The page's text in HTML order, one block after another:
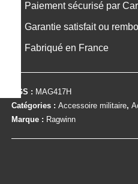
Paiement sécurisé par
Garantie satisfait ou
Fabriqué en France
UGS : MAG417H
Catégories : Accessoire militaire,
Marque : Ragwinn